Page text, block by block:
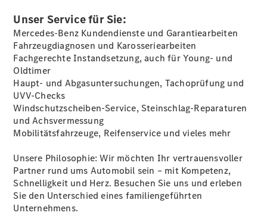
Probefahrt
vereinbaren
Beratung
vereinbaren
Servicetermin
vereinbaren
9670-0
Unser Service für Sie:
Mercedes-Benz Kundendienste und Garantiearbeiten
Fahrzeugdiagnosen und Karosseriearbeiten
Fachgerechte Instandsetzung, auch für Young- und
Oldtimer
Haupt- und Abgasuntersuchungen, Tachoprüfung und
UVV-Checks
Windschutzscheiben-Service, Steinschlag-Reparaturen
und Achsvermessung
Mobilitätsfahrzeuge, Reifenservice und vieles mehr
Unsere Philosophie: Wir möchten Ihr vertrauensvoller
Partner rund ums Automobil sein – mit Kompetenz,
Schnelligkeit und Herz. Besuchen Sie uns und erleben
Sie den Unterschied eines familiengeführten
Unternehmens.